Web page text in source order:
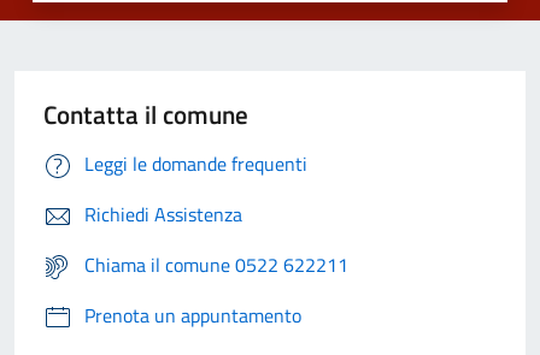
Contatta il comune
Leggi le domande frequenti
Richiedi Assistenza
Chiama il comune 0522 622211
Prenota un appuntamento